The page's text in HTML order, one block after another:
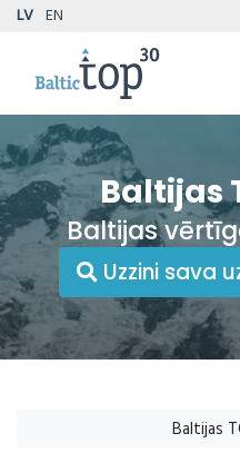
LV EN
Baltijas
Baltijas
Uzzini sava
Baltijas